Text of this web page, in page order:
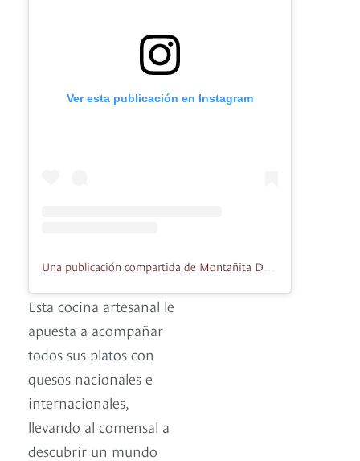
Ver esta publicación en Instagram
Esta cocina artesanal le
apuesta a acompañar
todos sus platos con
quesos nacionales e
internacionales,
llevando al comensal a
descubrir un mundo